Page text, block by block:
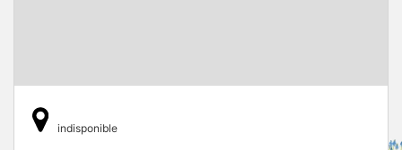
indisponible